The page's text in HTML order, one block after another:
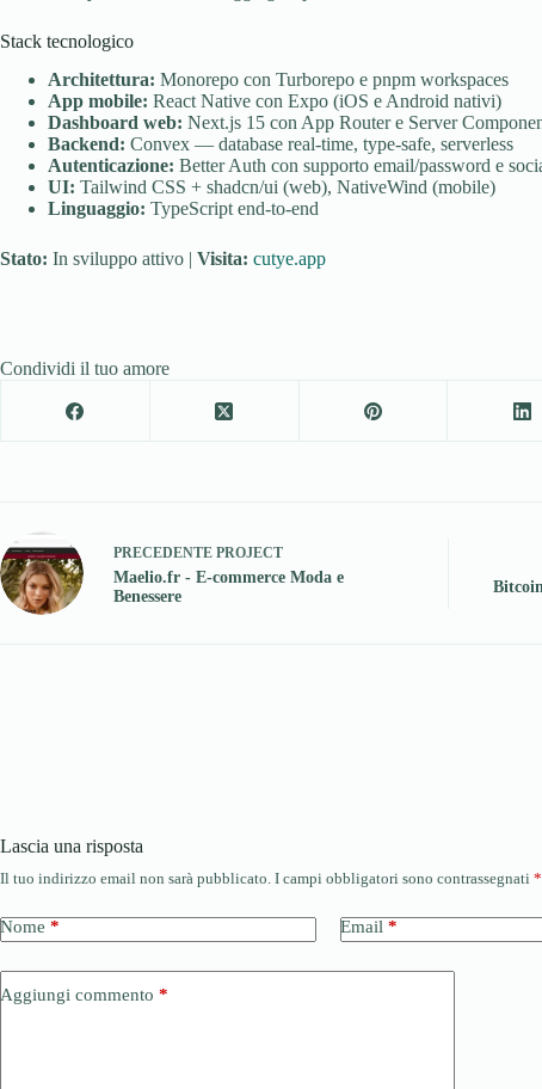
Stack tecnologico
Architettura: Monorepo con Turborepo e pnpm workspaces
App mobile: React Native con Expo (iOS e Android nativi)
Dashboard web: Next.js 15 con App Router e Server
Backend: Convex — database real-time, type-safe, serverless
Autenticazione: Better Auth con supporto email/password e
UI: Tailwind CSS + shadcn/ui (web), NativeWind (mobile)
Linguaggio: TypeScript end-to-end
Stato: In sviluppo attivo | Visita: cutye.app
Condividi il tuo amore
PRECEDENTE PROJECT
Maelio.fr - E-commerce Moda e
Benessere
Lascia una risposta
Il tuo indirizzo email non sarà pubblicato. I campi obbligatori sono contrassegnati *
Nome * Email *
Aggiungi commento *